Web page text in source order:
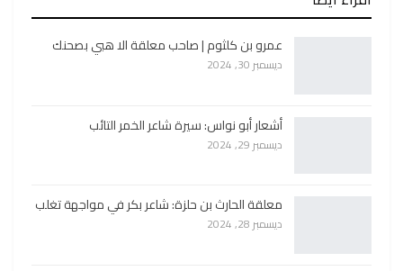
عمرو بن كلثوم | صاحب معلقة الا هبي بصحنك
ديسمبر 30, 2024
أشعار أبو نواس: سيرة شاعر الخمر التائب
ديسمبر 29, 2024
معلقة الحارث بن حلزة: شاعر بكر في مواجهة تغلب
ديسمبر 28, 2024